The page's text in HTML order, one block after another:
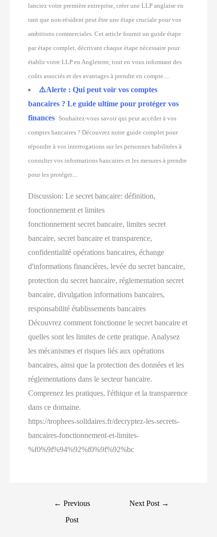
lanciez votre première entreprise, créer une LLP anglaise en
tant que non-résident peut être une étape cruciale pour vos
ambitions commerciales. Cet article fournit un guide étape
par étape complet, décrivant chaque étape nécessaire pour
établir votre LLP en Angleterre, tout en vous informant des
coûts associés et des avantages à prendre en compte....
⚠️Alerte : Qui peut voir vos comptes
bancaires ? Le guide ultime pour protéger vos
finances ️
Souhaitez-vous savoir qui peut accéder à vos
comptes bancaires ? Découvrez notre guide complet pour
répondre à vos interrogations sur les personnes habilitées à
consulter vos informations bancaires et les mesures à prendre
pour les protéger....
Discussion:Le secret bancaire: définition,
fonctionnement et limites
fonctionnement secret bancaire, limites secret
bancaire, secret bancaire et transparence,
confidentialité opérations bancaires, échange
d'informations financières, levée du secret bancaire,
protection du secret bancaire, réglementation secret
bancaire, divulgation informations bancaires,
responsabilité établissements bancaires
Découvrez comment fonctionne le secret bancaire et
quelles sont les limites de cette pratique. Analysez
les mécanismes et risques liés aux opérations
bancaires, ainsi que la protection des données et les
réglementations dans le secteur bancaire.
Comprenez les pratiques, l'éthique et la transparence
dans ce domaine.
https://trophees-solidaires.fr/decryptez-les-secrets-
bancaires-fonctionnement-et-limites-
%f0%9f%94%92%f0%9f%92%bc
← Previous
Post
Next Post →